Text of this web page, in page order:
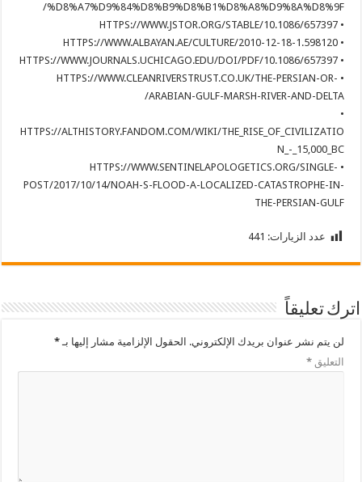
%D8%A7%D9%84%D8%B9%D8%B1%D8%A8%D9%8A%D8%9F/
• HTTPS://WWW.JSTOR.ORG/STABLE/10.1086/657397
• HTTPS://WWW.ALBAYAN.AE/CULTURE/2010-12-18-1.598120
• HTTPS://WWW.JOURNALS.UCHICAGO.EDU/DOI/PDF/10.1086/657397
• HTTPS://WWW.CLEANRIVERSTRUST.CO.UK/THE-PERSIAN-OR-
ARABIAN-GULF-MARSH-RIVER-AND-DELTA/
•
HTTPS://ALTHISTORY.FANDOM.COM/WIKI/THE_RISE_OF_CIVILIZATIO
N_-_15,000_BC
• HTTPS://WWW.SENTINELAPOLOGETICS.ORG/SINGLE-
POST/2017/10/14/NOAH-S-FLOOD-A-LOCALIZED-CATASTROPHE-IN-
THE-PERSIAN-GULF
عدد الزيارات: 441
اترك تعليقاً
لن يتم نشر عنوان بريدك الإلكتروني. الحقول الإلزامية مشار إليها بـ*
التعليق*